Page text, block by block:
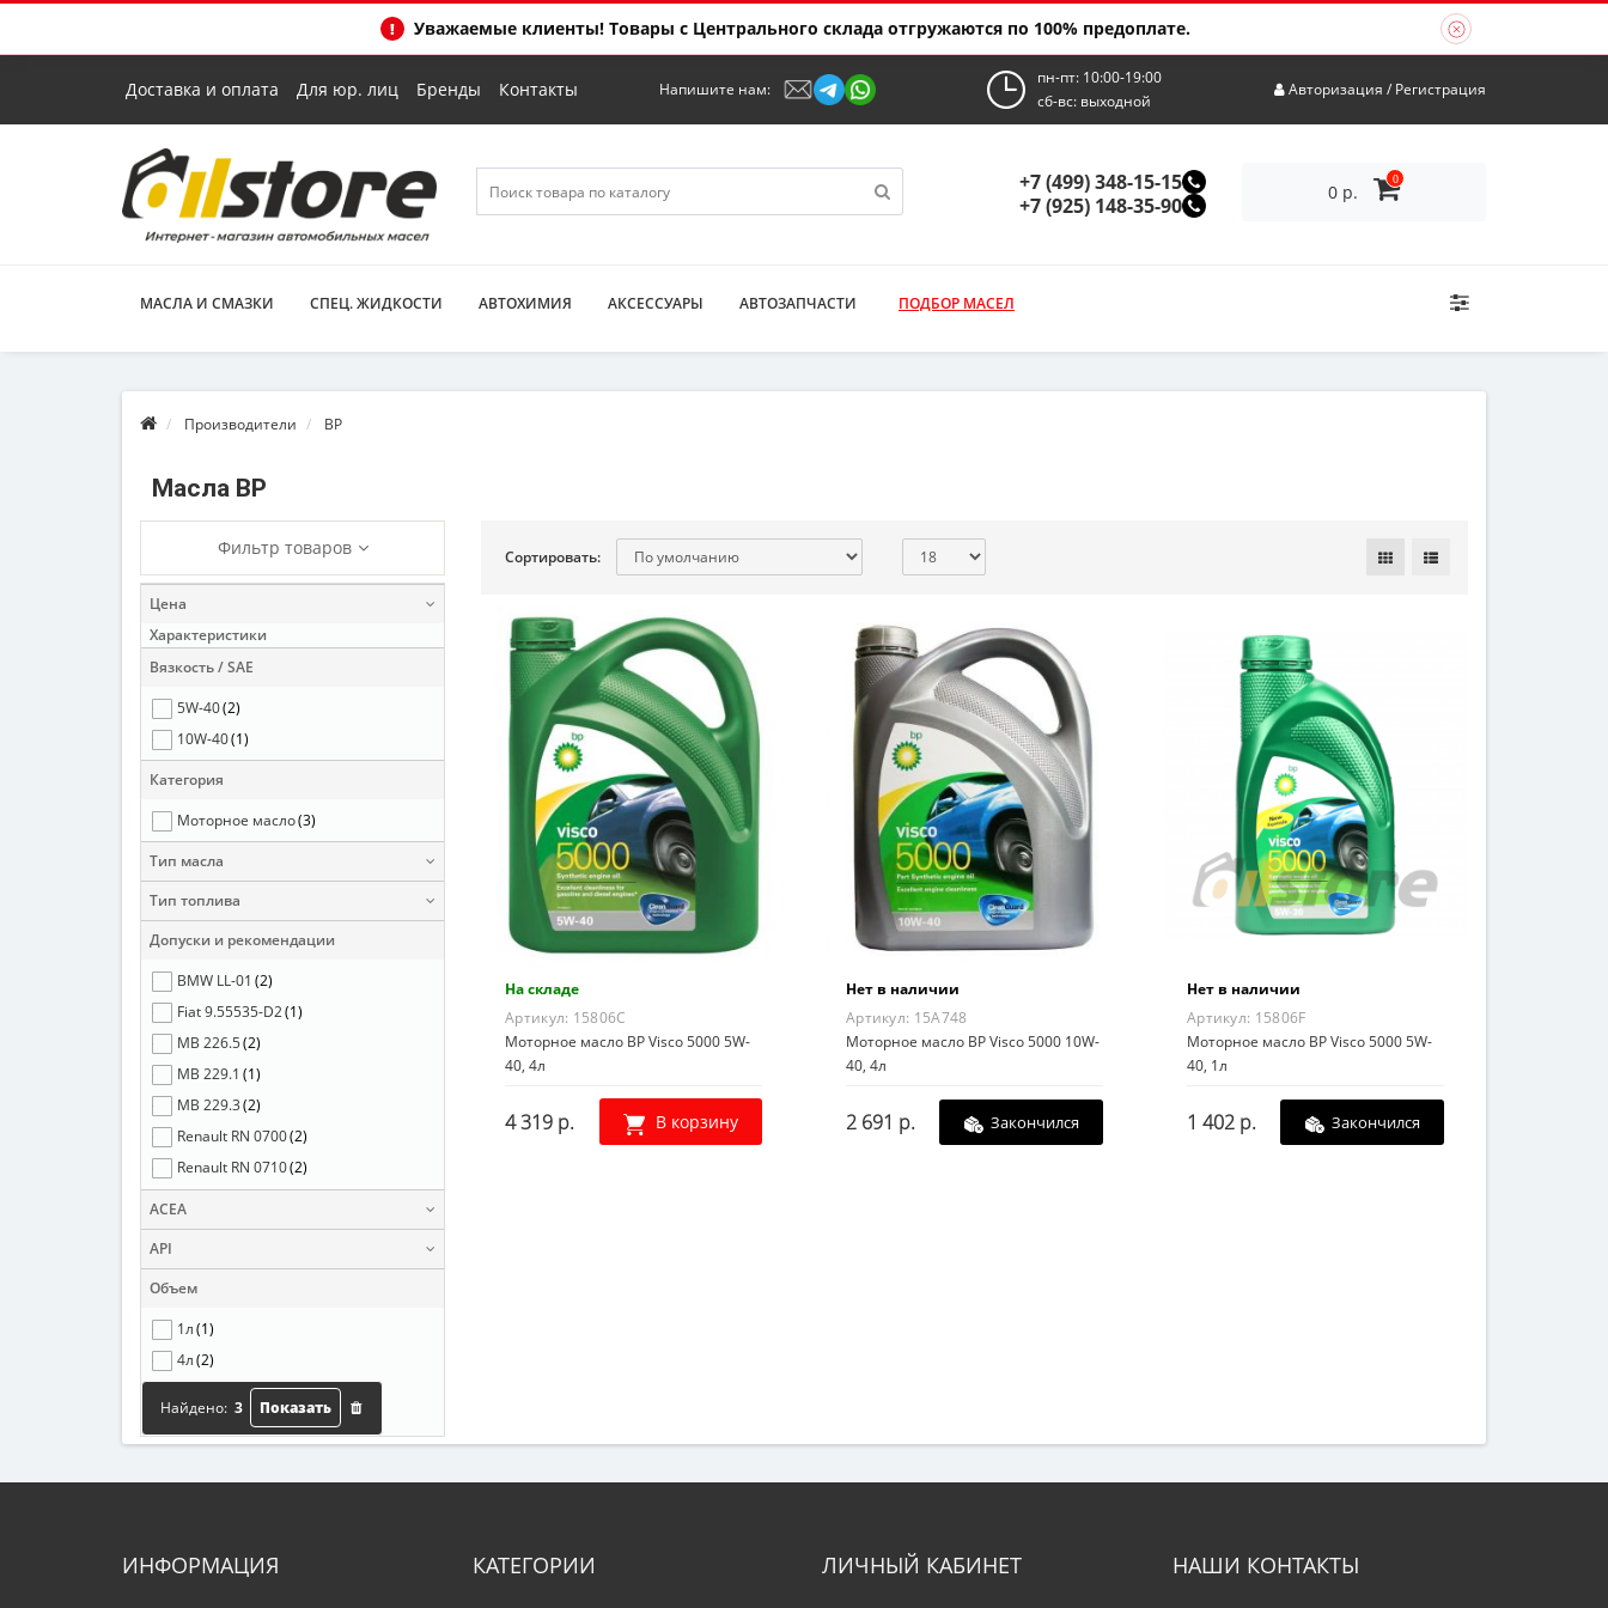
Уважаемые клиенты! Товары с Центрального склада отгружаются по 100% предоплате.
Доставка и оплата Для юр. лиц Бренды Контакты Напишите нам:
пн-пт: 10:00-19:00
сб-вс: выходной
Авторизация / Регистрация
+7 (499) 348-15-15
+7 (925) 148-35-90
0 р.
0
МАСЛА И СМАЗКИ СПЕЦ. ЖИДКОСТИ АВТОХИМИЯ АКСЕССУАРЫ АВТОЗАПЧАСТИ ПОДБОР МАСЕЛ
Производители BP
Масла BP
Фильтр товаров
Цена
Характеристики
Вязкость / SAE
5W-40(2)
10W-40(1)
Категория
Моторное масло(3)
Тип масла
Тип топлива
Допуски и рекомендации
BMW LL-01 (2)
Fiat 9.55535-D2(1)
MB 226.5(2)
MB 229.1 (1)
MB 229.3(2)
Renault RN 0700(2)
Renault RN 0710(2)
VW 502.00(2)
ACEA
API
Объем
1л(1)
4л(2)
Найдено: 3 Показать
Сортировать:
На складе
Артикул: 15806C
Моторное масло BP Visco 5000 5W-
40, 4л
4 319 р. В корзину
Нет в наличии
Артикул: 15A748
Моторное масло BP Visco 5000 10W-
40, 4л
2 691 р. Закончился
Нет в наличии
Артикул: 15806F
Моторное масло BP Visco 5000 5W-
40, 1л
1 402 р. Закончился
ИНФОРМАЦИЯ КАТЕГОРИИ ЛИЧНЫЙ КАБИНЕТ НАШИ КОНТАКТЫ